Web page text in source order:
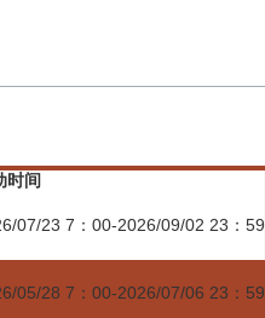
时间
07/23 7：00-2026/09/02 23：59
05/28 7：00-2026/07/06 23：59